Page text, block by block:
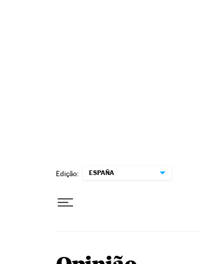
Edição: ESPAÑA